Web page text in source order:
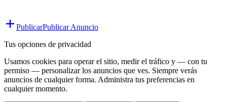
PublicarPublicar Anuncio
Tus opciones de privacidad
Usamos cookies para operar el sitio, medir el tráfico y — con tu
permiso — personalizar los anuncios que ves. Siempre verás
anuncios de cualquier forma. Administra tus preferencias en
cualquier momento.